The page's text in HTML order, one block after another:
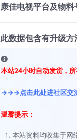
康佳电视平台及物料
此数据包含有升级方
本站24小时自动发货，
→→→点击此处进社区
温馨提示：
本站资料均收集于网